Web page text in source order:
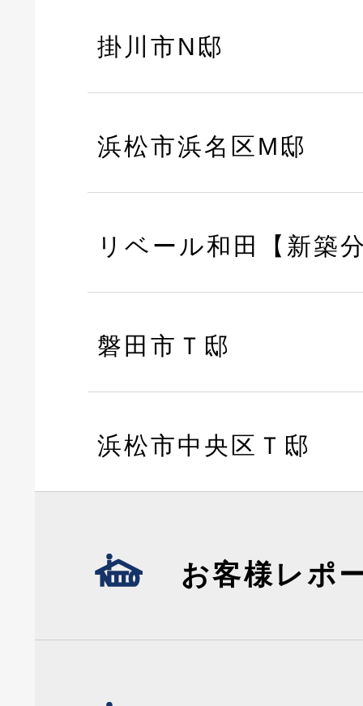
掛川市N邸
浜松市浜名区M邸
リベール和田【新築
磐田市Ｔ邸
浜松市中央区Ｔ邸
お客様レポ